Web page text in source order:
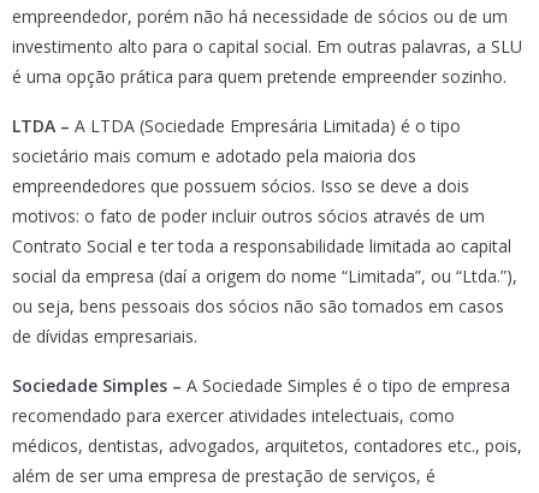
empreendedor, porém não há necessidade de sócios ou de um
investimento alto para o capital social. Em outras palavras, a SLU
é uma opção prática para quem pretende empreender sozinho.
LTDA – A LTDA (Sociedade Empresária Limitada) é o tipo
societário mais comum e adotado pela maioria dos
empreendedores que possuem sócios. Isso se deve a dois
motivos: o fato de poder incluir outros sócios através de um
Contrato Social e ter toda a responsabilidade limitada ao capital
social da empresa (daí a origem do nome “Limitada”, ou “Ltda.”),
ou seja, bens pessoais dos sócios não são tomados em casos
de dívidas empresariais.
Sociedade Simples – A Sociedade Simples é o tipo de empresa
recomendado para exercer atividades intelectuais, como
médicos, dentistas, advogados, arquitetos, contadores etc., pois,
além de ser uma empresa de prestação de serviços, é